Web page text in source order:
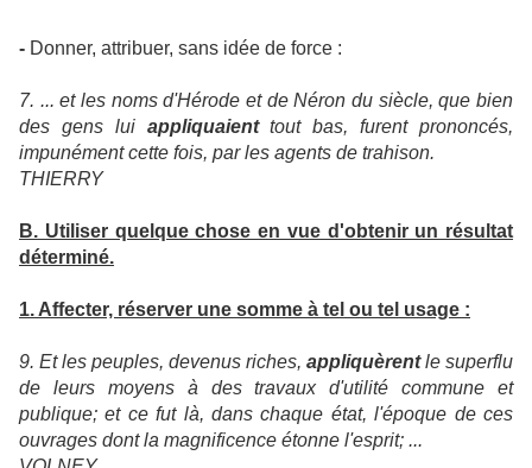
- Donner, attribuer, sans idée de force :
7. ... et les noms d'Hérode et de Néron du siècle, que bien
des gens lui appliquaienttout bas, furent prononcés,
impunément cette fois, par les agents de trahison.
THIERRY
B. Utiliser quelque chose en vue d'obtenir un résultat
déterminé.
1. Affecter, réserver une somme à tel ou tel usage :
9. Et les peuples, devenus riches, appliquèrentle superflu
de leurs moyens à des travaux d'utilité commune et
publique; et ce fut là, dans chaque état, l'époque de ces
ouvrages dont la magnificence étonne l'esprit; ...